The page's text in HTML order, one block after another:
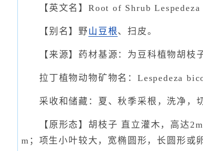
【英文名】Root of Shrub Lespedeza
【别名】野 山豆根、扫皮。
【来源】药材基源：为豆科植物胡枝
拉丁植物动物矿物名：Lespedeza
采收和储藏：夏、秋季采根，洗净，
【原形态】胡枝子 直立灌木，高达
m；项生小叶较大，宽椭圆形，长圆形或